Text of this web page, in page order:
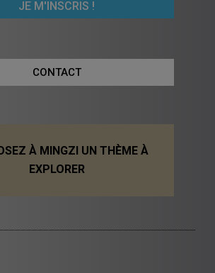
CONTACT
À MINGZI UN THÈME À
EXPLORER